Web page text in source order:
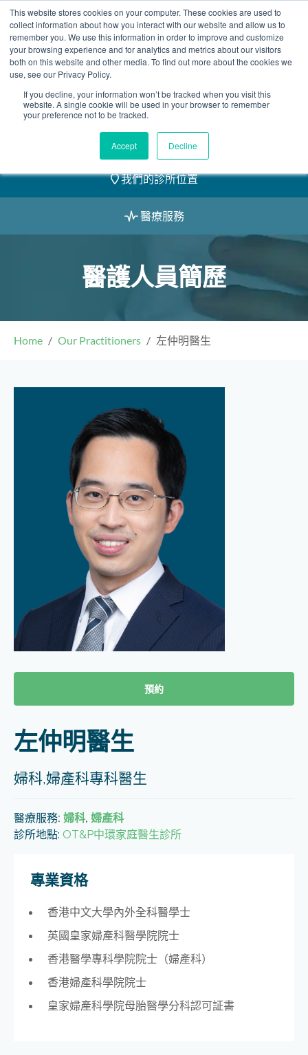
This website stores cookies on your computer. These cookies are used to
collect information about how you interact with our website and allow us to
remember you. We use this information in order to improve and customize
your browsing experience and for analytics and metrics about our visitors
both on this website and other media. To find out more about the cookies we
use, see our Privacy Policy.
If you decline, your information won’t be tracked when you visit this
website. A single cookie will be used in your browser to remember
your preference not to be tracked.
Accept Decline
Skip
to
content
2155 9055
預約
我們的醫護團隊
我們的診所位置
醫療服務
醫護人員簡歷
Home Our Practitioners 左仲明醫生
預約
左仲明醫生
婦科,婦產科專科醫生
醫療服務: 婦科, 婦產科
診所地點: OT&P中環家庭醫生診所
專業資格
香港中文大學內外全科醫學士
英國皇家婦產科醫學院院士
香港醫學專科學院院士（婦產科）
香港婦產科學院院士
皇家婦產科學院母胎醫學分科認可証書